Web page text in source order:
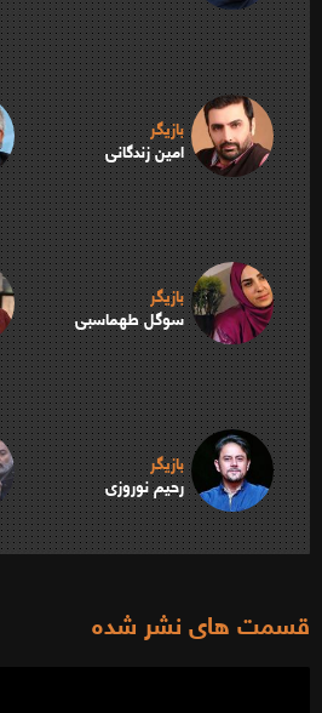
بازیگر
امین زندگانی
بازیگر
سوگل طهماسبی
بازیگر
رحیم نوروزی
قسمت های نشر شده